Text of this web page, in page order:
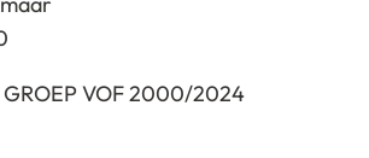
GROEP VOF 2000/2024